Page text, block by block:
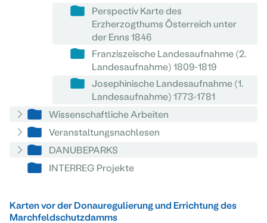
Perspectiv Karte des
Erzherzogthums Österreich unter
der Enns 1846
Franziszeische Landesaufnahme (2.
Landesaufnahme) 1809-1819
Josephinische Landesaufnahme (1.
Landesaufnahme) 1773-1781
Wissenschaftliche Arbeiten
Veranstaltungsnachlesen
DANUBEPARKS
INTERREG Projekte
Karten vor der Donauregulierung und Errichtung des
Marchfeldschutzdamms